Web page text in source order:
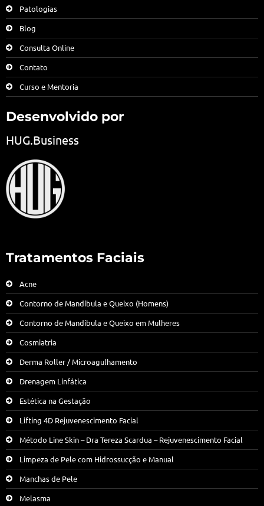
Patologias
Blog
Consulta Online
Contato
Curso e Mentoria
Desenvolvido por
HUG.Business
Tratamentos Faciais
Acne
Contorno de Mandíbula e Queixo (Homens)
Contorno de Mandíbula e Queixo em Mulheres
Cosmiatria
Derma Roller / Microagulhamento
Drenagem Linfática
Estética na Gestação
Lifting 4D Rejuvenescimento Facial
Método Line Skin – Dra Tereza Scardua – Rejuvenescimento Facial
Limpeza de Pele com Hidrossucção e Manual
Manchas de Pele
Melasma